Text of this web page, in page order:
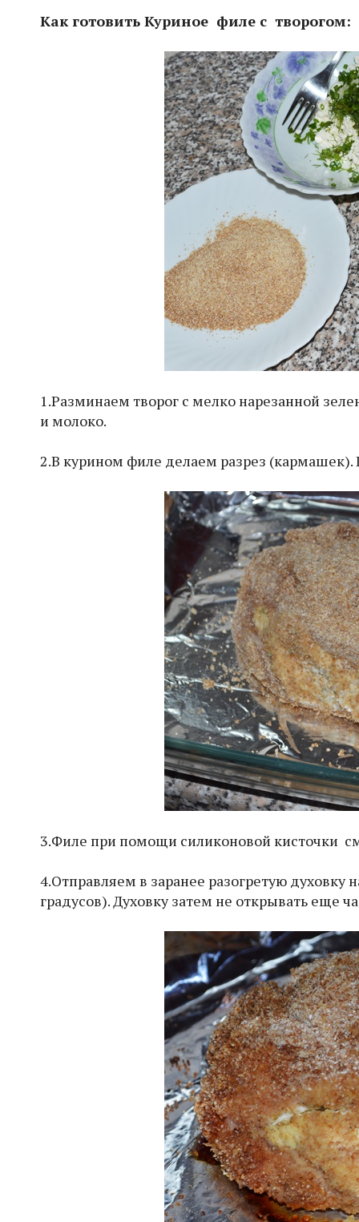
Как готовить Куриное филе с творогом:
1.Разминаем творог с мелко нарезанной
и молоко.
2.В курином филе делаем разрез
3.Филе при помощи силиконовой кисточки
4.Отправляем в заранее разогретую
градусов). Духовку затем не открывать еще